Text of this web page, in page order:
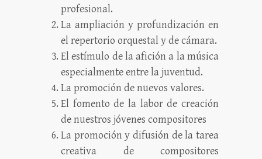
profesional.
La ampliación y profundización en
el repertorio orquestal y de cámara.
El estímulo de la afición a la música
especialmente entre la juventud.
La promoción de nuevos valores.
El fomento de la labor de creación
de nuestros jóvenes compositores
La promoción y difusión de la tarea
creativa de compositores